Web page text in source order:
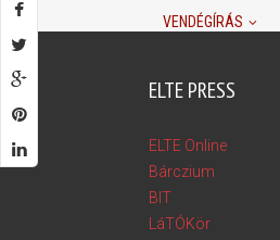
VENDÉGÍRÁS
ELTE PRESS
ELTE Online
Bárczium
BIT
LáTÓKör